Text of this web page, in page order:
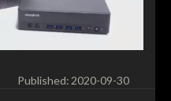
Published:2020-09-30